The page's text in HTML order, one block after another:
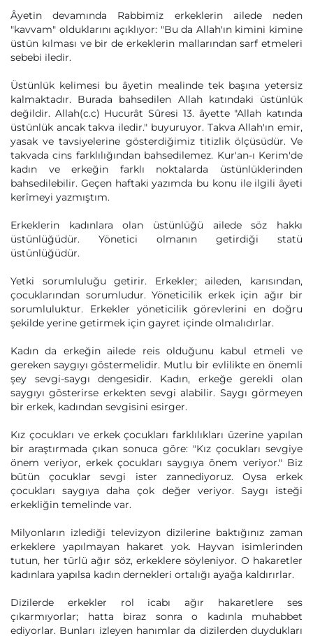
Âyetin devamında Rabbimiz erkeklerin ailede neden
"kavvam" olduklarını açıklıyor: "Bu da Allah'ın kimini kimine
üstün kılması ve bir de erkeklerin mallarından sarf etmeleri
sebebi iledir.
Üstünlük kelimesi bu âyetin mealinde tek başına yetersiz
kalmaktadır. Burada bahsedilen Allah katındaki üstünlük
değildir. Allah(c.c) Hucurât Sûresi 13. âyette "Allah katında
üstünlük ancak takva iledir." buyuruyor. Takva Allah'ın emir,
yasak ve tavsiyelerine gösterdiğimiz titizlik ölçüsüdür. Ve
takvada cins farklılığından bahsedilemez. Kur'an-ı Kerim'de
kadın ve erkeğin farklı noktalarda üstünlüklerinden
bahsedilebilir. Geçen haftaki yazımda bu konu ile ilgili âyeti
kerîmeyi yazmıştım.
Erkeklerin kadınlara olan üstünlüğü ailede söz hakkı
üstünlüğüdür. Yönetici olmanın getirdiği statü
üstünlüğüdür.
Yetki sorumluluğu getirir. Erkekler; aileden, karısından,
çocuklarından sorumludur. Yöneticilik erkek için ağır bir
sorumluluktur. Erkekler yöneticilik görevlerini en doğru
şekilde yerine getirmek için gayret içinde olmalıdırlar.
Kadın da erkeğin ailede reis olduğunu kabul etmeli ve
gereken saygıyı göstermelidir. Mutlu bir evlilikte en önemli
şey sevgi-saygı dengesidir. Kadın, erkeğe gerekli olan
saygıyı gösterirse erkekten sevgi alabilir. Saygı görmeyen
bir erkek, kadından sevgisini esirger.
Kız çocukları ve erkek çocukları farklılıkları üzerine yapılan
bir araştırmada çıkan sonuca göre: "Kız çocukları sevgiye
önem veriyor, erkek çocukları saygıya önem veriyor." Biz
bütün çocuklar sevgi ister zannediyoruz. Oysa erkek
çocukları saygıya daha çok değer veriyor. Saygı isteği
erkekliğin temelinde var.
Milyonların izlediği televizyon dizilerine baktığınız zaman
erkeklere yapılmayan hakaret yok. Hayvan isimlerinden
tutun, her türlü ağır söz, erkeklere söyleniyor. O hakaretler
kadınlara yapılsa kadın dernekleri ortalığı ayağa kaldırırlar.
Dizilerde erkekler rol icabı ağır hakaretlere ses
çıkarmıyorlar; hatta biraz sonra o kadınla muhabbet
ediyorlar. Bunları izleyen hanımlar da dizilerden duydukları